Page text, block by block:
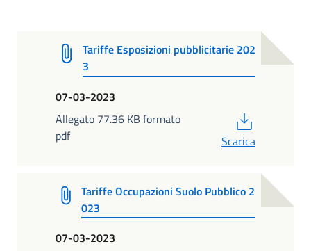
Tariffe Esposizioni pubblicitarie 202
3
07-03-2023
Allegato 77.36 KB formato
pdf
Scarica
Tariffe Occupazioni Suolo Pubblico 2
023
07-03-2023